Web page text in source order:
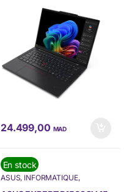
(21N10008FE)
24.499,00 MAD
En stock
ASUS, INFORMATIQUE,